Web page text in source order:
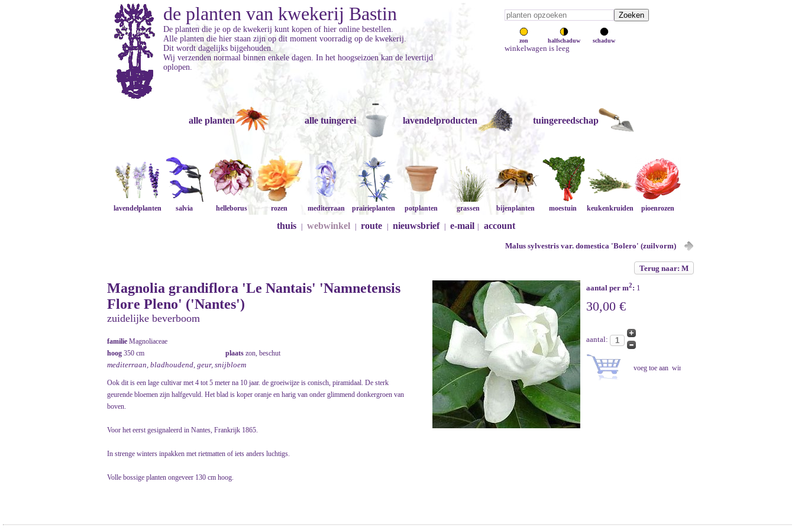
zon halfschaduw schaduw
winkelwagen is leeg
de planten van kwekerij Bastin
De planten die je op de kwekerij kunt kopen of hier online bestellen.
Alle planten die hier staan zijn op dit moment voorradig op de kwekerij.
Dit wordt dagelijks bijgehouden.
Wij verzenden normaal binnen enkele dagen. In het hoogseizoen kan de levertijd
oplopen.
alle planten alle tuingerei lavendelproducten tuingereedschap
lavendelplanten salvia helleborus rozen mediterraan prairieplanten potplanten grassen bijenplanten moestuin keukenkruiden pioenrozen
thuis webwinkel route nieuwsbrief e-mail account
Malus sylvestris var. domestica 'Bolero' (zuilvorm)
Terug naar: M
Magnolia grandiflora 'Le Nantais' 'Namnetensis
Flore Pleno' ('Nantes')
zuidelijke beverboom
familie Magnoliaceae
hoog 350 cm plaats zon, beschut
mediterraan, bladhoudend, geur, snijbloem
Ook dit is een lage cultivar met 4 tot 5 meter na 10 jaar. de groeiwijze is conisch, piramidaal. De sterk
geurende bloemen zijn halfgevuld. Het blad is koper oranje en harig van onder glimmend donkergroen van
boven.
Voor het eerst gesignaleerd in Nantes, Frankrijk 1865.
In strenge winters inpakken met rietmatten of iets anders luchtigs.
Volle bossige planten ongeveer 130 cm hoog.
aantal per m2: 1
30,00 €
aantal: